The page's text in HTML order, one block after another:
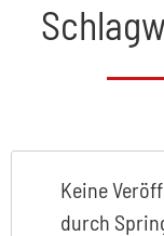
Keine
durch